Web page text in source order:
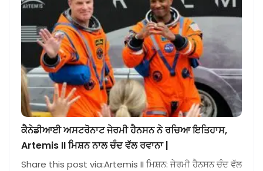
ਕੈਨੇਡੀਆਈ ਅਸਟਰੋਨਾਟ ਜੇਰਮੀ ਹੈਨਸਨ ਨੇ ਰਚਿਆ ਇਤਿਹਾਸ,
Artemis II ਮਿਸ਼ਨ ਨਾਲ ਚੰਦ ਵੱਲ ਰਵਾਨਾ |
Share this post via:Artemis II ਮਿਸ਼ਨ: ਜੇਰਮੀ ਹੈਨਸਨ ਚੰਦ ਵੱਲ